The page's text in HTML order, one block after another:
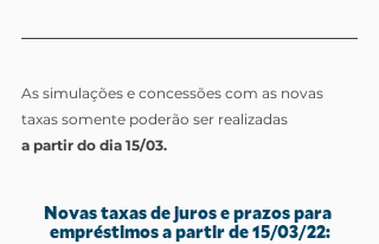
As simulações e concessões com as novas
taxas somente poderão ser realizadas
a partir do dia 15/03.
Novas taxas de juros e prazos para
empréstimos a partir de 15/03/22: